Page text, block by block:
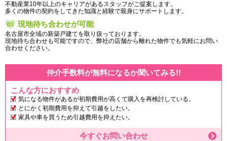
不動産業10年以上のキャリアがあるスタッフがご提案します。
多くの物件の契約をしてきた知識と経験で親身にサポートします。
現地待ち合わせが可能
名古屋市全域の新築戸建てを取り扱っております。
現地待ち合わせも可能ですので、弊社の店舗から離れた物件でも気軽にお問い
合わせください。
仲介手数料が無料になるか聞いてみる!!
こんな方におすすめ
気になる物件があるが初期費用が高くて購入を再検討している。
とにかく初期費用を抑えて引越をしたい。
家具や車を買うため引越費用を抑えたい。
今すぐお問い合わせ